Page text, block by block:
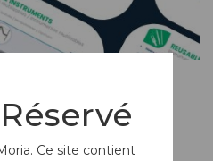
-
à
Ce site contient